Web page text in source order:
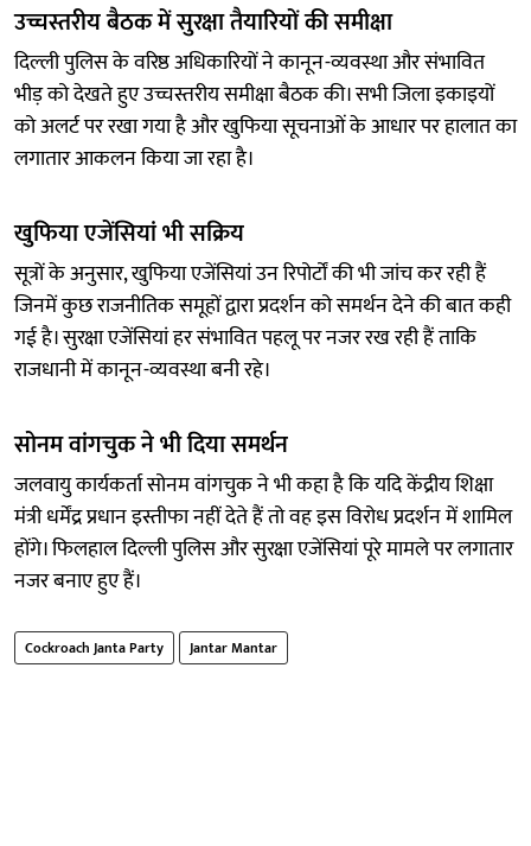
उच्चस्तरीय बैठक में सुरक्षा तैयारियों की समीक्षा
दिल्ली पुलिस के वरिष्ठ अधिकारियों ने कानून-व्यवस्था और संभावित
भीड़ को देखते हुए उच्चस्तरीय समीक्षा बैठक की। सभी जिला इकाइयों
को अलर्ट पर रखा गया है और खुफिया सूचनाओं के आधार पर हालात का
लगातार आकलन किया जा रहा है।
खुफिया एजेंसियां भी सक्रिय
सूत्रों के अनुसार, खुफिया एजेंसियां उन रिपोर्टों की भी जांच कर रही हैं
जिनमें कुछ राजनीतिक समूहों द्वारा प्रदर्शन को समर्थन देने की बात कही
गई है। सुरक्षा एजेंसियां हर संभावित पहलू पर नजर रख रही हैं ताकि
राजधानी में कानून-व्यवस्था बनी रहे।
सोनम वांगचुक ने भी दिया समर्थन
जलवायु कार्यकर्ता सोनम वांगचुक ने भी कहा है कि यदि केंद्रीय शिक्षा
मंत्री धर्मेंद्र प्रधान इस्तीफा नहीं देते हैं तो वह इस विरोध प्रदर्शन में शामिल
होंगे। फिलहाल दिल्ली पुलिस और सुरक्षा एजेंसियां पूरे मामले पर लगातार
नजर बनाए हुए हैं।
Cockroach Janta Party Jantar Mantar